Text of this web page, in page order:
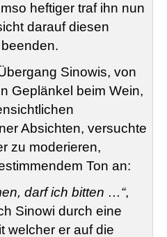
heftiger traf ihn nun
darauf diesen
Sinowis, von
Geplänkel beim Wein,
Absichten, versuchte
zu moderieren,
Ton an:
darf ich bitten …“,
Sinowi durch eine
welcher er auf die